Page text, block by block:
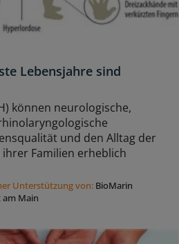
Lebensjahre sind
können neurologische,
und den Alltag der
Familien erheblich
Unterstützung von: BioMarin
Main